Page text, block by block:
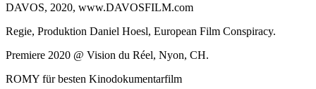
DAVOS, 2020, www.DAVOSFILM.com
Regie, Produktion Daniel Hoesl, European Film Conspiracy.
Premiere 2020 @ Vision du Réel, Nyon, CH.
ROMY für besten Kinodokumentarfilm